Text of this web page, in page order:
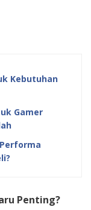
Kebutuhan
Gamer
Penting?